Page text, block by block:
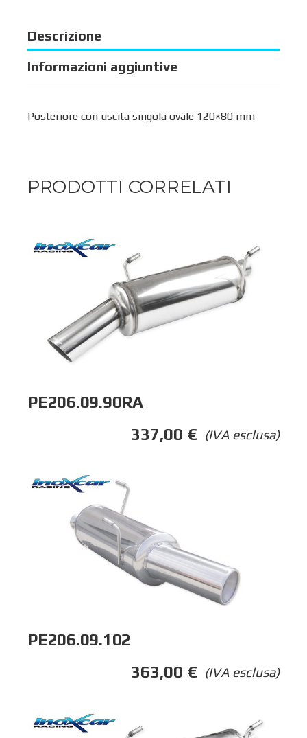
Descrizione
Informazioni aggiuntive
Posteriore con uscita singola ovale 120×80 mm
PRODOTTI CORRELATI
PE206.09.90RA
(IVA esclusa)
337,00 €
PE206.09.102
(IVA esclusa)
363,00 €